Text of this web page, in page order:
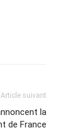
Article suivant
la
de France